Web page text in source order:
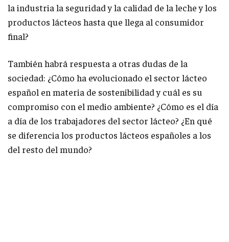
la industria la seguridad y la calidad de la leche y los
productos lácteos hasta que llega al consumidor
final?
También habrá respuesta a otras dudas de la
sociedad: ¿Cómo ha evolucionado el sector lácteo
español en materia de sostenibilidad y cuál es su
compromiso con el medio ambiente? ¿Cómo es el día
a día de los trabajadores del sector lácteo? ¿En qué
se diferencia los productos lácteos españoles a los
del resto del mundo?